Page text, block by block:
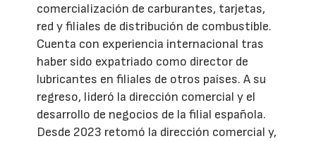
comercialización de carburantes, tarjetas,
red y filiales de distribución de combustible.
Cuenta con experiencia internacional tras
haber sido expatriado como director de
lubricantes en filiales de otros países. A su
regreso, lideró la dirección comercial y el
desarrollo de negocios de la filial española.
Desde 2023 retomó la dirección comercial y,